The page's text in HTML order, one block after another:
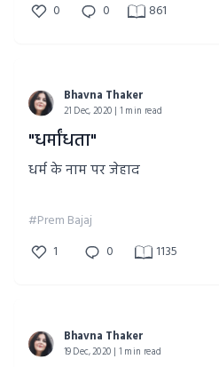
0
0 861
Bhavna Thaker
21 Dec, 2020 | 1 min read
"धर्मांधता"
धर्म के नाम पर जेहाद
#Prem Bajaj
1
0 1135
Bhavna Thaker
19 Dec, 2020 | 1 min read